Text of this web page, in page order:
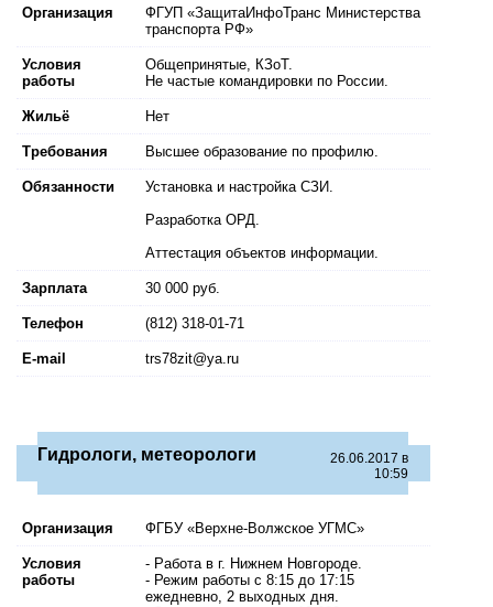
Организация
ФГУП «ЗащитаИнфоТранс Министерства
транспорта РФ»
Условия
работы
Общепринятые, КЗоТ.
Не частые командировки по России.
Жильё Нет
Требования Высшее образование по профилю.
Обязанности
Установка и настройка СЗИ.
Разработка ОРД.
Аттестация объектов информации.
Зарплата 30 000 руб.
Телефон (812) 318-01-71
E-mail trs78zit@ya.ru
Гидрологи, метеорологи
26.06.2017 в
10:59
Организация ФГБУ «Верхне-Волжское УГМС»
Условия
работы
- Работа в г. Нижнем Новгороде.
- Режим работы с 8:15 до 17:15
ежедневно, 2 выходных дня.